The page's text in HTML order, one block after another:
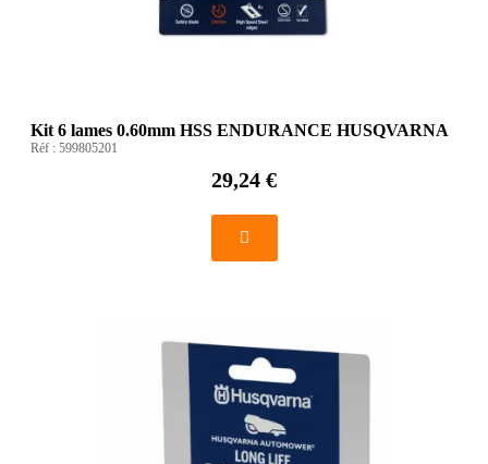
Kit 6 lames 0.60mm HSS ENDURANCE HUSQVARNA
Réf : 599805201
29,24 €